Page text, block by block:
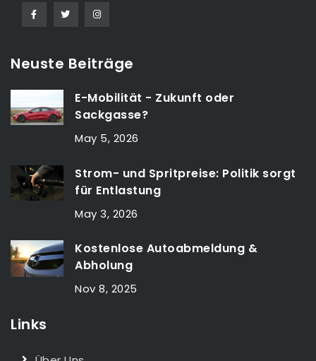
Neuste Beiträge
E-Mobilität - Zukunft oder
Sackgasse?
May 5, 2026
Strom- und Spritpreise: Politik sorgt
für Entlastung
May 3, 2026
Kostenlose Autoabmeldung &
Abholung
Nov 8, 2025
Links